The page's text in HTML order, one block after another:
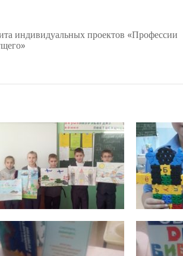
индивидуальных проектов «Профессии